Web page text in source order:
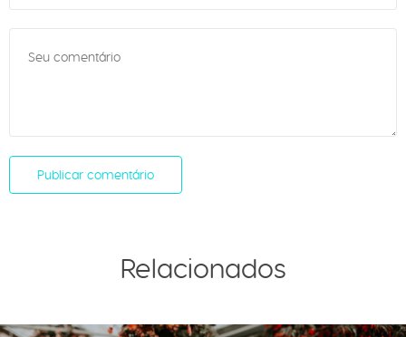
Relacionados